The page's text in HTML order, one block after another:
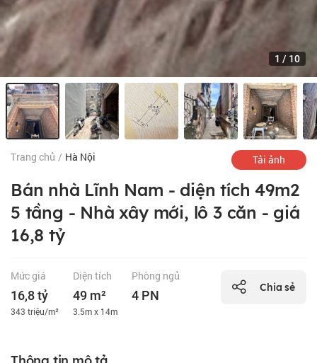
1 / 10
Trang chủ / Hà Nội Tải ảnh
Bán nhà Lĩnh Nam - diện tích 49m2
5 tầng - Nhà xây mới, lô 3 căn - giá
16,8 tỷ
Mức giá
16,8 tỷ
343 triệu/m²
Diện tích
49 m²
3.5m x 14m
Phòng ngủ
4 PN
Chia sẻ